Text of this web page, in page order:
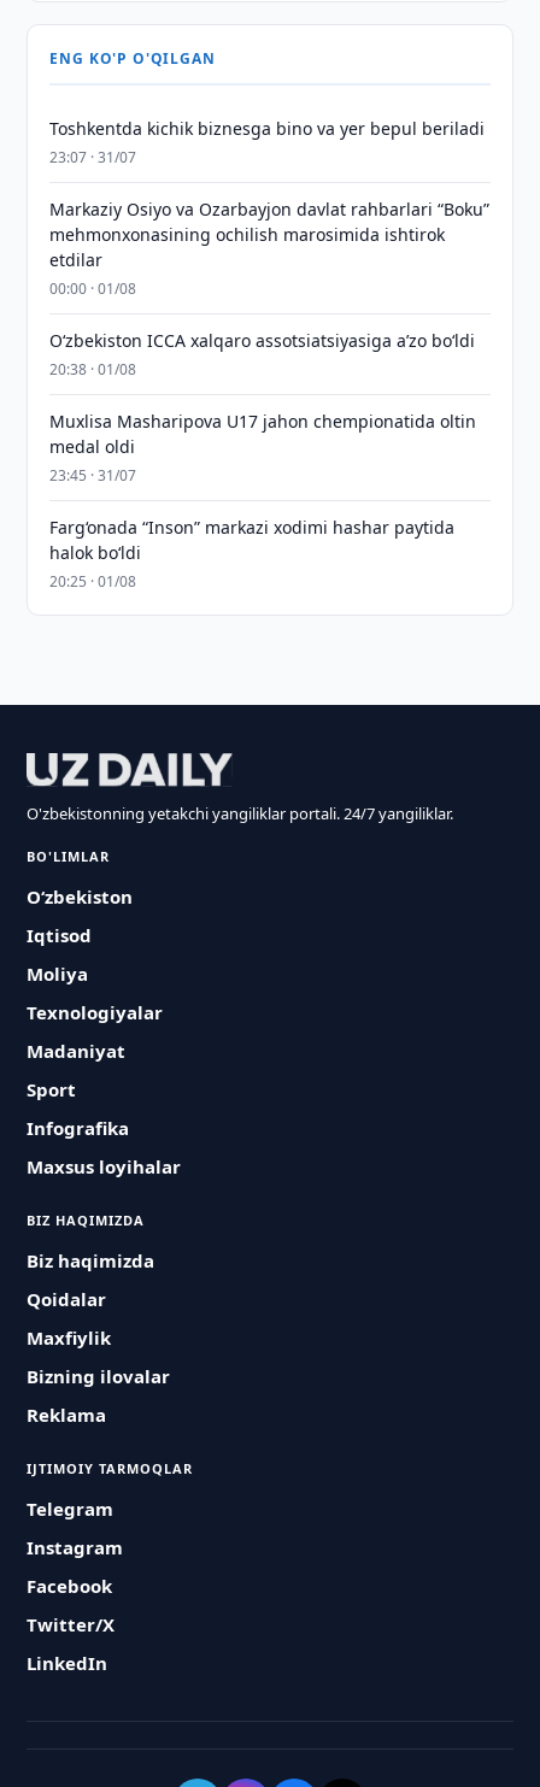
ENG KO'P O'QILGAN
Toshkentda kichik biznesga bino va yer bepul beriladi
23:07 · 31/07
Markaziy Osiyo va Ozarbayjon davlat rahbarlari “Boku”
mehmonxonasining ochilish marosimida ishtirok
etdilar
00:00 · 01/08
O‘zbekiston ICCA xalqaro assotsiatsiyasiga aʼzo bo‘ldi
20:38 · 01/08
Muxlisa Masharipova U17 jahon chempionatida oltin
medal oldi
23:45 · 31/07
Farg‘onada “Inson” markazi xodimi hashar paytida
halok bo‘ldi
20:25 · 01/08
O'zbekistonning yetakchi yangiliklar portali. 24/7 yangiliklar.
BO'LIMLAR
O‘zbekiston
Iqtisod
Moliya
Texnologiyalar
Madaniyat
Sport
Infografika
Maxsus loyihalar
BIZ HAQIMIZDA
Biz haqimizda
Qoidalar
Maxfiylik
Bizning ilovalar
Reklama
IJTIMOIY TARMOQLAR
Telegram
Instagram
Facebook
Twitter/X
LinkedIn